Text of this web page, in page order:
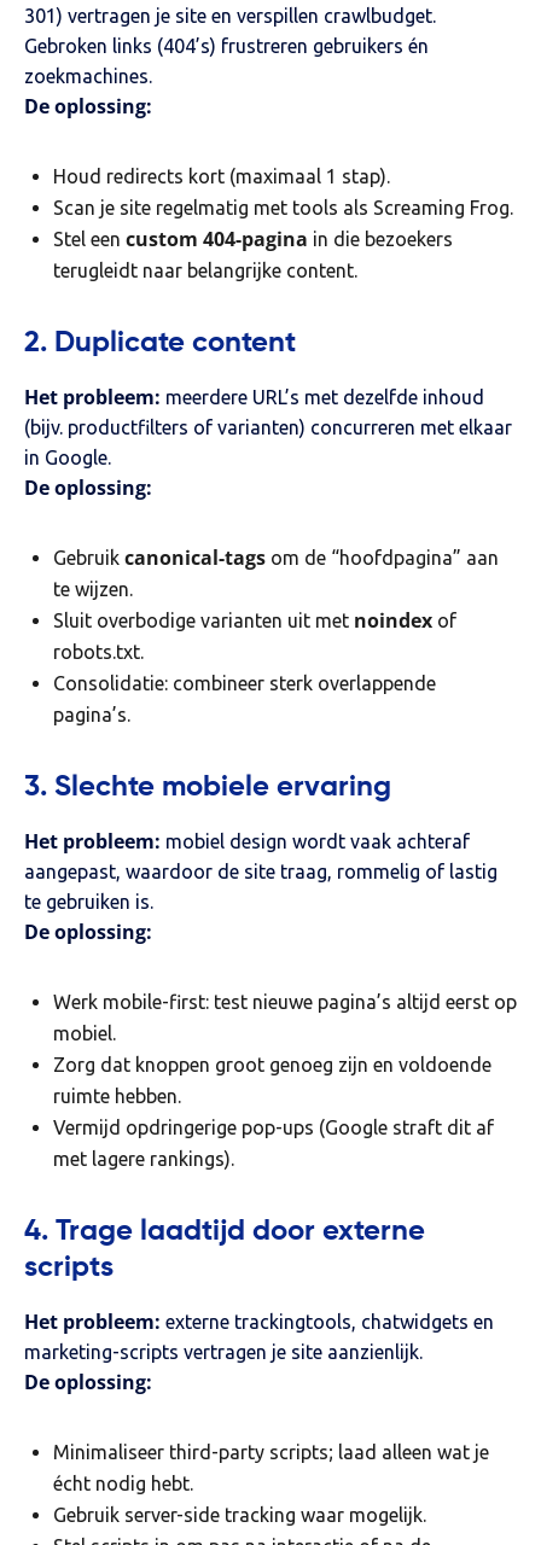
301) vertragen je site en verspillen crawlbudget.
Gebroken links (404’s) frustreren gebruikers én
zoekmachines.
De oplossing:
Houd redirects kort (maximaal 1 stap).
Scan je site regelmatig met tools als Screaming Frog.
Stel een custom 404-pagina in die bezoekers
terugleidt naar belangrijke content.
2. Duplicate content
Het probleem: meerdere URL’s met dezelfde inhoud
(bijv. productfilters of varianten) concurreren met elkaar
in Google.
De oplossing:
Gebruik canonical-tags om de “hoofdpagina” aan
te wijzen.
Sluit overbodige varianten uit met noindex of
robots.txt.
Consolidatie: combineer sterk overlappende
pagina’s.
3. Slechte mobiele ervaring
Het probleem: mobiel design wordt vaak achteraf
aangepast, waardoor de site traag, rommelig of lastig
te gebruiken is.
De oplossing:
Werk mobile-first: test nieuwe pagina’s altijd eerst op
mobiel.
Zorg dat knoppen groot genoeg zijn en voldoende
ruimte hebben.
Vermijd opdringerige pop-ups (Google straft dit af
met lagere rankings).
4. Trage laadtijd door externe
scripts
Het probleem: externe trackingtools, chatwidgets en
marketing-scripts vertragen je site aanzienlijk.
De oplossing:
Minimaliseer third-party scripts; laad alleen wat je
écht nodig hebt.
Gebruik server-side tracking waar mogelijk.